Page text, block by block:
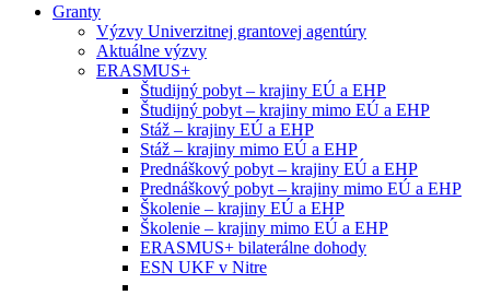
Granty
Výzvy Univerzitnej grantovej agentúry
Aktuálne výzvy
ERASMUS+
Študijný pobyt – krajiny EÚ a EHP
Študijný pobyt – krajiny mimo EÚ a EHP
Stáž – krajiny EÚ a EHP
Stáž – krajiny mimo EÚ a EHP
Prednáškový pobyt – krajiny EÚ a EHP
Prednáškový pobyt – krajiny mimo EÚ a EHP
Školenie – krajiny EÚ a EHP
Školenie – krajiny mimo EÚ a EHP
ERASMUS+ bilaterálne dohody
ESN UKF v Nitre